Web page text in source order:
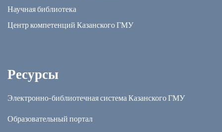
Научная библиотека
Центр компетенций Казанского ГМУ
Ресурсы
Электронно-библиотечная система Казанского ГМУ
Образовательный портал